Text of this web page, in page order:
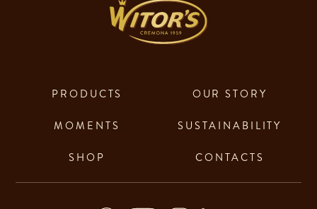
PRODUCTS OUR STORY
MOMENTS SUSTAINABILITY
SHOP CONTACTS